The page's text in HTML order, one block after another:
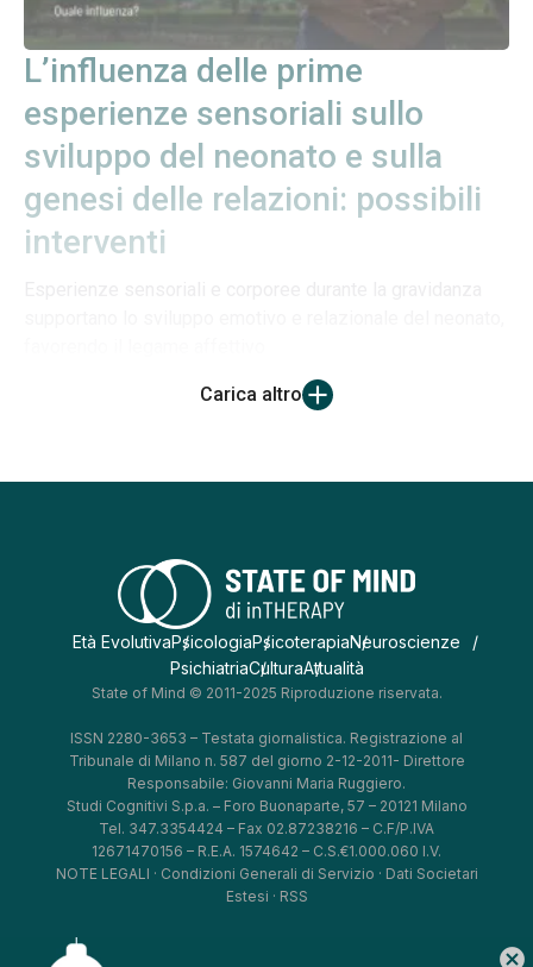
L’influenza delle prime
esperienze sensoriali sullo
sviluppo del neonato e sulla
genesi delle relazioni: possibili
interventi
Carica altro
Età EvolutivaPsicologiaPsicoterapiaNeuroscienze
PsichiatriaCulturaAttualità
State of Mind © 2011-2025 Riproduzione riservata.
ISSN 2280-3653 – Testata giornalistica. Registrazione al
Tribunale di Milano n. 587 del giorno 2-12-2011- Direttore
Responsabile: Giovanni Maria Ruggiero.
Studi Cognitivi S.p.a. – Foro Buonaparte, 57 – 20121 Milano
Tel. 347.3354424 – Fax 02.87238216 – C.F/P.IVA
12671470156 – R.E.A. 1574642 – C.S.€1.000.060 I.V.
NOTE LEGALI · Condizioni Generali di Servizio · Dati Societari
Estesi · RSS
cancel